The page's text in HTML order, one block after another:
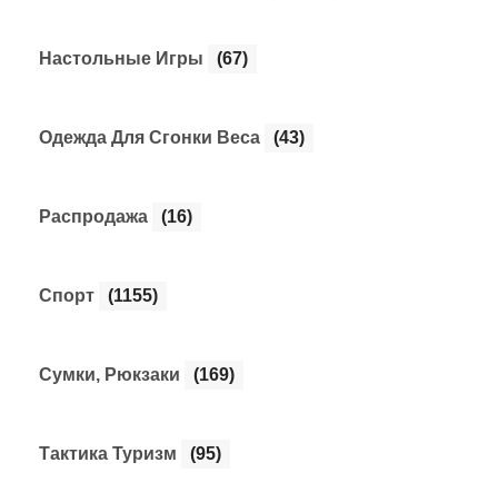
Настольные Игры (67)
Одежда Для Сгонки Веса (43)
Распродажа (16)
Спорт (1155)
Сумки, Рюкзаки (169)
Тактика Туризм (95)